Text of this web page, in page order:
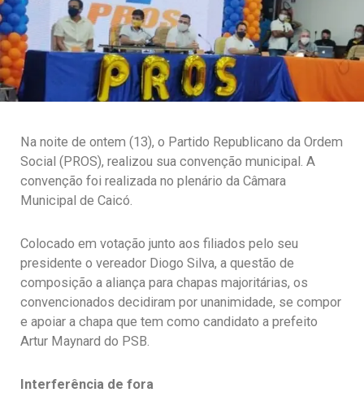
Na noite de ontem (13), o Partido Republicano da Ordem
Social (PROS), realizou sua convenção municipal. A
convenção foi realizada no plenário da Câmara
Municipal de Caicó.
Colocado em votação junto aos filiados pelo seu
presidente o vereador Diogo Silva, a questão de
composição a aliança para chapas majoritárias, os
convencionados decidiram por unanimidade, se compor
e apoiar a chapa que tem como candidato a prefeito
Artur Maynard do PSB.
Interferência de fora